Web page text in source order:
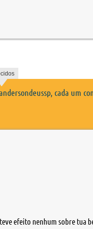
cada um
efeito nenhum sobre tua